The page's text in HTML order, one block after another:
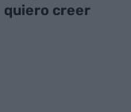
quiero creer